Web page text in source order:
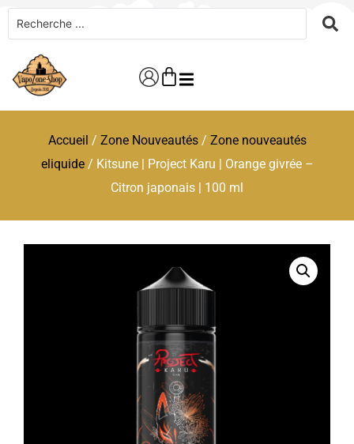
Accueil / Zone Nouveautés/ Zone nouveautés
eliquide/ Kitsune | Project Karu | Orange givrée –
Citron japonais | 100 ml